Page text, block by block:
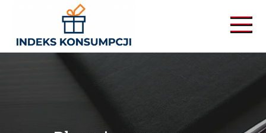
content
Indekskonsumpcji